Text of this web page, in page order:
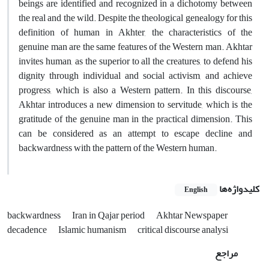
the real and the wild. Despite the theological genealogy for this
definition of human in Akhter, the characteristics of the
genuine man are the same features of the Western man. Akhtar
invites human, as the superior to all the creatures, to defend his
dignity through individual and social activism, and achieve
progress, which is also a Western pattern. In this discourse,
Akhtar introduces a new dimension to servitude, which is the
gratitude of the genuine man in the practical dimension. This
can be considered as an attempt to escape decline and
backwardness with the pattern of the Western human.
کلیدواژه‌ها English
backwardness Iran in Qajar period
Akhtar Newspaper
decadence
Islamic humanism
critical discourse analysi
مراجع